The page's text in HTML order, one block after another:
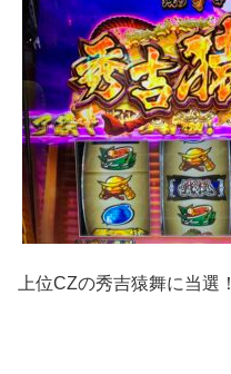
上位CZの秀吉猿舞に当選！